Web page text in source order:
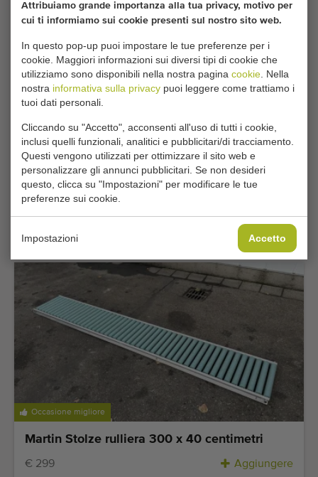
Attribuiamo grande importanza alla tua privacy, motivo per
cui ti informiamo sui cookie presenti sul nostro sito web.
In questo pop-up puoi impostare le tue preferenze per i
cookie. Maggiori informazioni sui diversi tipi di cookie che
utilizziamo sono disponibili nella nostra pagina cookie . Nella
nostra informativa sulla privacy puoi leggere come trattiamo i
tuoi dati personali.
Cliccando su "Accetto", acconsenti all'uso di tutti i cookie,
inclusi quelli funzionali, analitici e pubblicitari/di tracciamento.
Questi vengono utilizzati per ottimizzare il sito web e
personalizzare gli annunci pubblicitari. Se non desideri
questo, clicca su "Impostazioni" per modificare le tue
preferenze sui cookie.
Impostazioni Accetto
Occasione migliore
Buitendijk & Slaman MPT-3 con 3 forbici
larghezza pista 55 cm
Aggiungere
Occasione migliore
Martin Stolze rulliera 300 x 40 centimetri
€ 299 Aggiungere